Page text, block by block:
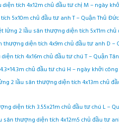
tích 4x12m chủ đầu tư chị M – ngày
5x10m chủ đầu tư anh T – Quận Thủ
2 lầu sân thượng diện tích 5x11m chủ
thượng diện tích 4x9m chủ đầu tư anh D –
tích 4x16m chủ đầu tư chú T – Quận
chủ đầu tư chú H – ngày khởi công
2 lầu sân thượng diện tích 4x13m chủ
diện tích 3.55x21m chủ đầu tư chú L –
thượng diện tích 4x12m5 chủ đầu tư